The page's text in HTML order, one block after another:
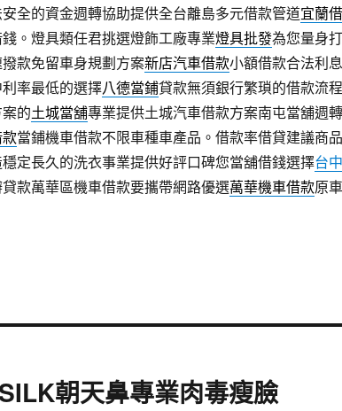
全的資金週轉協助提供全台離島多元借款管道宜蘭
。燈具類任君挑選燈飾工廠專業燈具批發為您量身
款免留車身規劃方案新店汽車借款小額借款合法利
率最低的選擇八德當鋪貸款無須銀行繁瑣的借款流
的土城當舖專業提供土城汽車借款方案南屯當舖週
當鋪機車借款不限車種車產品。借款率借貸建議商
定長久的洗衣事業提供好評口碑您當舖借錢選擇台
款萬華區機車借款要攜帶網路優選萬華機車借款原
朝天鼻專業肉毒瘦臉